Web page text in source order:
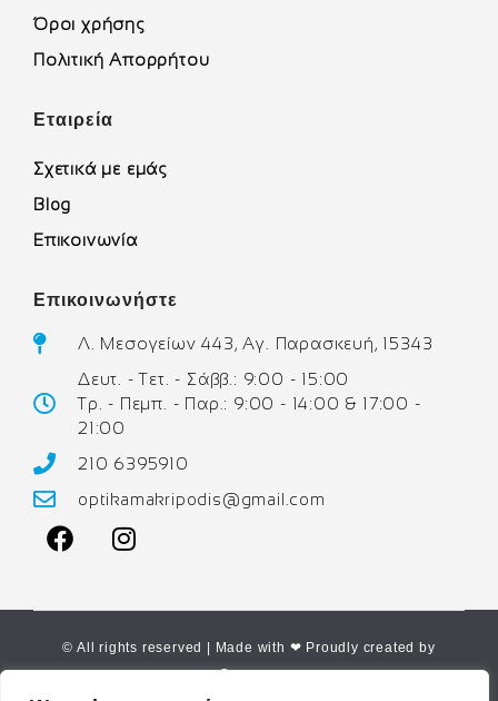
Όροι χρήσης
Πολιτική Απορρήτου
Εταιρεία
Σχετικά με εμάς
Blog
Επικοινωνία
Επικοινωνήστε
Λ. Μεσογείων 443, Αγ. Παρασκευή, 15343
Δευτ. - Τετ. - Σάββ.: 9:00 - 15:00
Τρ. - Πεμπ. - Παρ.: 9:00 - 14:00 & 17:00 -
21:00
210 6395910
optikamakripodis@gmail.com
© All rights reserved | Made with ❤ Proudly created by
Corne.gr